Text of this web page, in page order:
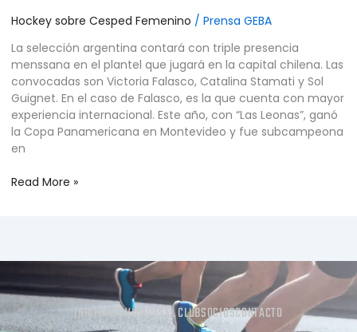
Hockey sobre Cesped Femenino / Prensa GEBA
La selección argentina contará con triple presencia
menssana en el plantel que jugará en la capital chilena. Las
convocadas son Victoria Falasco, Catalina Stamati y Sol
Guignet. En el caso de Falasco, es la que cuenta con mayor
experiencia internacional. Este año, con “Las Leonas”, ganó
la Copa Panamericana en Montevideo y fue subcampeona
en
Read More »
INICIOACTIVIDADES EL CLUBSOCIOSCONTACTO